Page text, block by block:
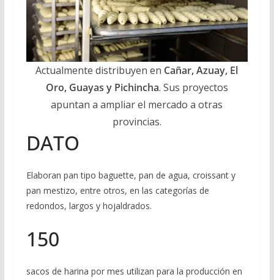
Actualmente distribuyen en Cañar, Azuay, El
Oro, Guayas y Pichincha. Sus proyectos
apuntan a ampliar el mercado a otras
provincias.
DATO
Elaboran pan tipo baguette, pan de agua, croissant y
pan mestizo, entre otros, en las categorías de
redondos, largos y hojaldrados.
150
sacos de harina por mes utilizan para la producción en